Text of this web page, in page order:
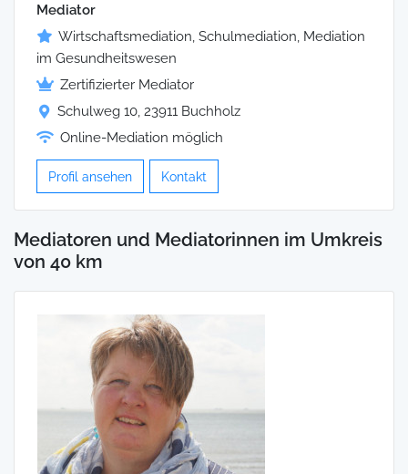
Mediator
Wirtschaftsmediation, Schulmediation, Mediation
im Gesundheitswesen
Zertifizierter Mediator
Schulweg 10, 23911 Buchholz
Online-Mediation möglich
Profil ansehen Kontakt
Mediatoren und Mediatorinnen im Umkreis
von 40 km